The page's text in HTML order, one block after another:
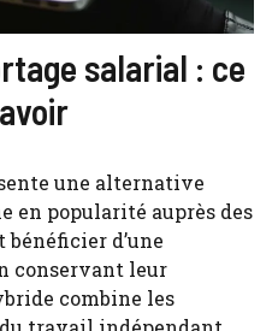
salarial : ce
une alternative
en popularité auprès des
d’une
conservant leur
combine les